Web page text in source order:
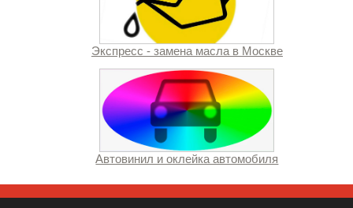
Экспресс - замена масла в Москве
Автовинил и оклейка автомобиля